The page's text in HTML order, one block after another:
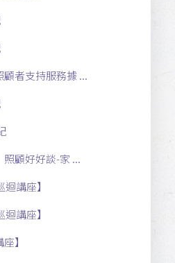
者支持服務據 ...
照顧好好談-家 ...
講座】
講座】
】